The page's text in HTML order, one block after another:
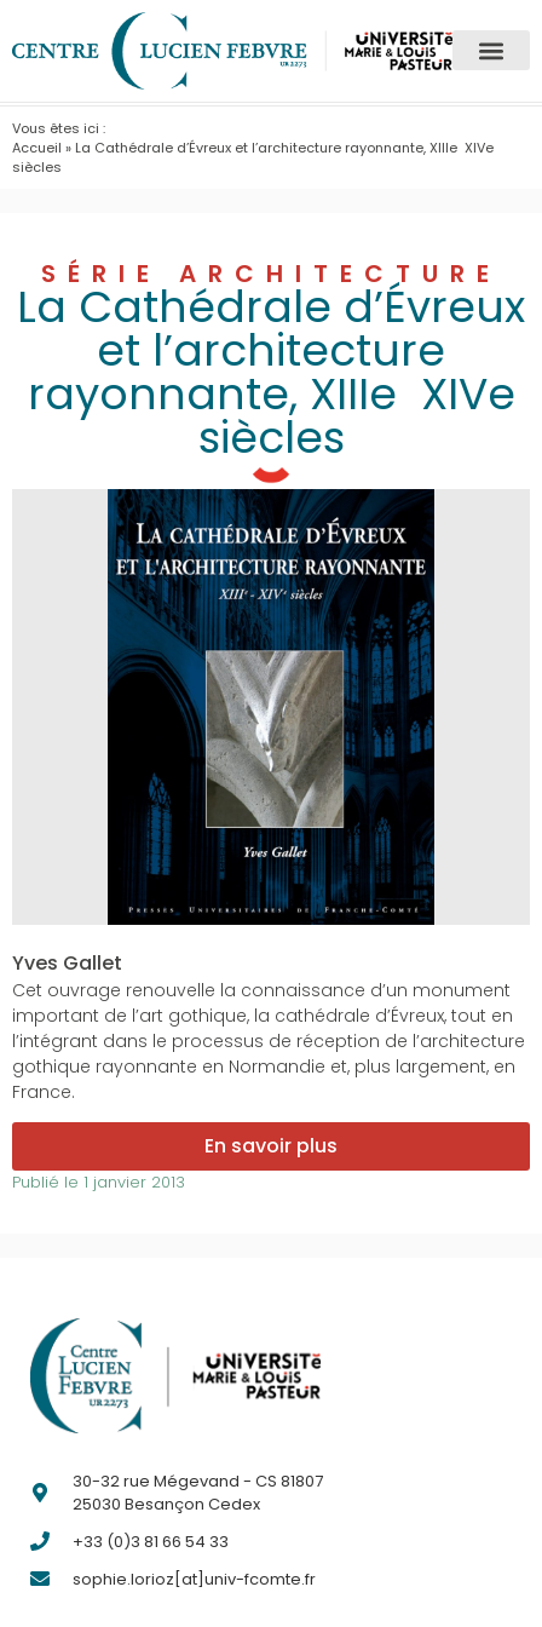
Vous êtes ici :
Accueil » La Cathédrale d’Évreux et l’architecture rayonnante, XIIIe  XIVe
siècles
SÉRIE ARCHITECTURE
La Cathédrale d’Évreux
et l’architecture
rayonnante, XIIIe  XIVe
siècles
Yves Gallet
Cet ouvrage renouvelle la connaissance d’un monument
important de l’art gothique, la cathédrale d’Évreux, tout en
l’intégrant dans le processus de réception de l’architecture
gothique rayonnante en Normandie et, plus largement, en
France.
En savoir plus
Publié le 1 janvier 2013
30-32 rue Mégevand - CS 81807
25030 Besançon Cedex
+33 (0)3 81 66 54 33
sophie.lorioz[at]univ-fcomte.fr